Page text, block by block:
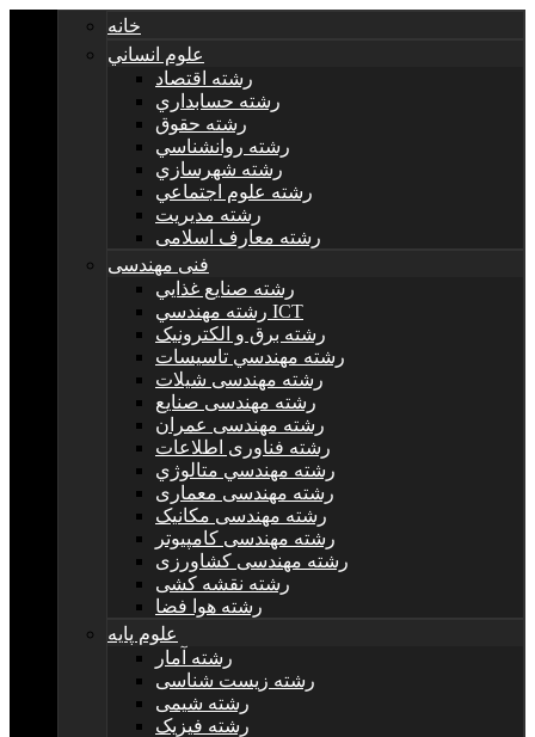
خانه
علوم انساني
رشته اقتصاد
رشته حسابداري
رشته حقوق
رشته روانشناسي
رشته شهرسازي
رشته علوم اجتماعي
رشته مديريت
رشته معارف اسلامی
فنی مهندسی
رشته صنايع غذايي
رشته مهندسي ICT
رشته برق و الکترونيک
رشته مهندسي تاسيسات
رشته مهندسی شیلات
رشته مهندسی صنایع
رشته مهندسی عمران
رشته فناوری اطلاعات
رشته مهندسي متالوژي
رشته مهندسی معماری
رشته مهندسی مکانیک
رشته مهندسی کامپیوتر
رشته مهندسی کشاورزی
رشته نقشه کشی
رشته هوا فضا
علوم پایه
رشته آمار
رشته زیست شناسی
رشته شیمی
رشته فیزیک